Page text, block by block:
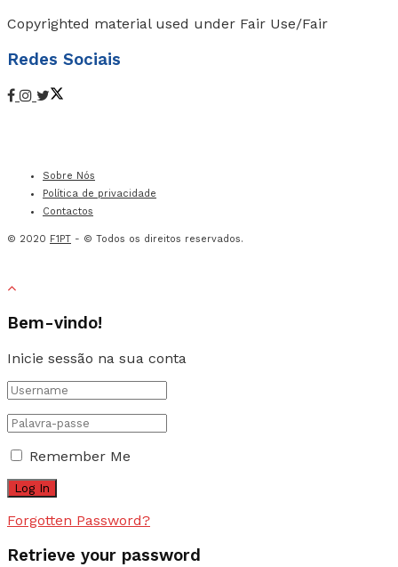
Copyrighted material used under Fair Use/Fair
Redes Sociais
Sobre Nós
Política de privacidade
Contactos
© 2020 F1PT - © Todos os direitos reservados.
Bem-vindo!
Inicie sessão na sua conta
Remember Me
Forgotten Password?
Retrieve your password